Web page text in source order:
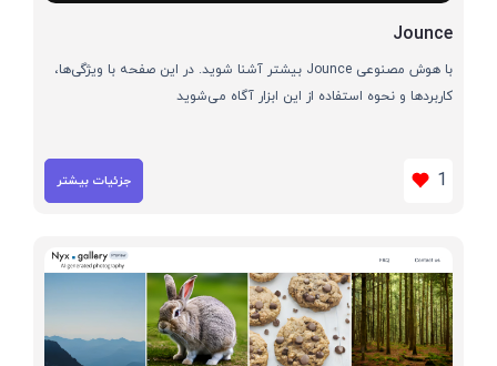
Jounce
با هوش مصنوعی Jounce بیشتر آشنا شوید. در این صفحه با ویژگی‌ها،
کاربردها و نحوه استفاده از این ابزار آگاه می‌شوید
1 جزئیات بیشتر